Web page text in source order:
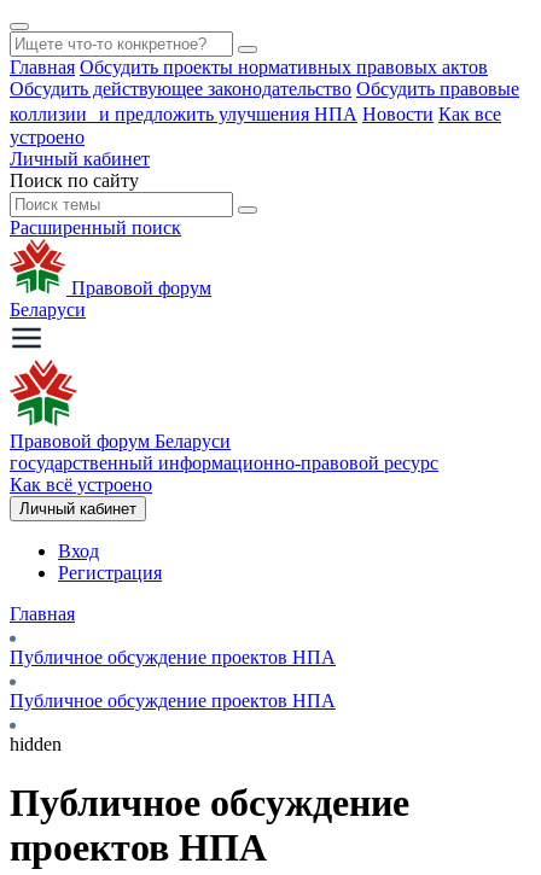
Главная Обсудить проекты нормативных правовых актов
Обсудить действующее законодательство Обсудить правовые
коллизии и предложить улучшения НПА Новости Как все
устроено
Личный кабинет
Поиск по сайту
Расширенный поиск
Правовой форум
Беларуси
Правовой форум Беларуси
государственный информационно-правовой ресурс
Как всё устроено
Личный кабинет
Вход
Регистрация
Главная
Публичное обсуждение проектов НПА
Публичное обсуждение проектов НПА
hidden
Публичное обсуждение
проектов НПА